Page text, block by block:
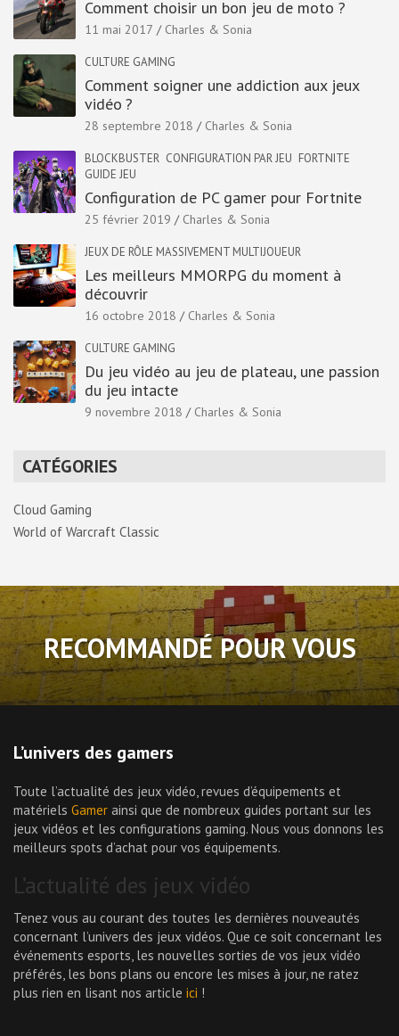
Comment choisir un bon jeu de moto ?
11 mai 2017 Charles & Sonia
CULTURE GAMING
Comment soigner une addiction aux jeux
vidéo ?
28 septembre 2018 Charles & Sonia
BLOCKBUSTER CONFIGURATION PAR JEU FORTNITE
GUIDE JEU
Configuration de PC gamer pour Fortnite
25 février 2019 Charles & Sonia
JEUX DE RÔLE MASSIVEMENT MULTIJOUEUR
Les meilleurs MMORPG du moment à
découvrir
16 octobre 2018 Charles & Sonia
CULTURE GAMING
Du jeu vidéo au jeu de plateau, une passion
du jeu intacte
9 novembre 2018 Charles & Sonia
CATÉGORIES
Cloud Gaming
World of Warcraft Classic
RECOMMANDÉ POUR VOUS
L’univers des gamers
Toute l’actualité des jeux vidéo, revues d’équipements et
matériels Gamer ainsi que de nombreux guides portant sur les
jeux vidéos et les configurations gaming. Nous vous donnons les
meilleurs spots d’achat pour vos équipements.
L’actualité des jeux vidéo
Tenez vous au courant des toutes les dernières nouveautés
concernant l’univers des jeux vidéos. Que ce soit concernant les
événements esports, les nouvelles sorties de vos jeux vidéo
préférés, les bons plans ou encore les mises à jour, ne ratez
plus rien en lisant nos article ici !